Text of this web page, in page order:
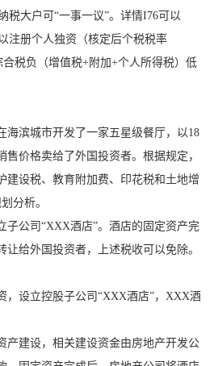
税大户可“一事一议”。详情I76可以
注册个人独资（核定后个税税率
税负（增值税+附加+个人所得税）低
海滨城市开发了一家五星级餐厅，以18
售价格卖给了外国投资者。根据规定，
建设税、教育附加费、印花税和土地增
分析。
子公司“XXX酒店”。酒店的固定资产完
给外国投资者，上述税收可以免除。
，设立控股子公司“XXX酒店”，XXX酒
产建设，相关建设资金由房地产开发公